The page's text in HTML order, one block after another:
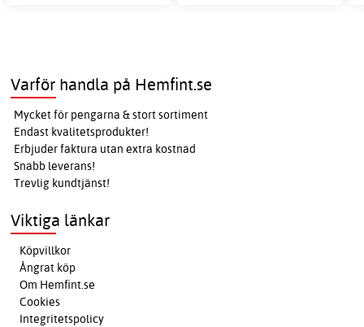
Varför handla på Hemfint.se
Mycket för pengarna & stort sortiment
Endast kvalitetsprodukter!
Erbjuder faktura utan extra kostnad
Snabb leverans!
Trevlig kundtjänst!
Viktiga länkar
Köpvillkor
Ångrat köp
Om Hemfint.se
Cookies
Integritetspolicy